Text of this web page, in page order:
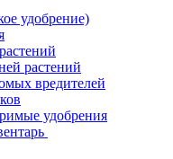
удобрение)
растений
вредителей
удобрения